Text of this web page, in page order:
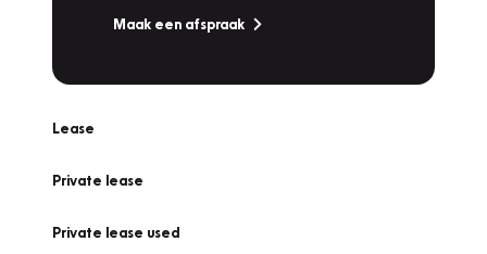
Maak een afspraak
Lease
Private lease
Private lease used